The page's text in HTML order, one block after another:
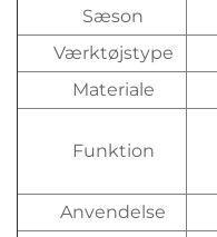
Sæson
Værktøjstype
Materiale
Funktion
Anvendelse